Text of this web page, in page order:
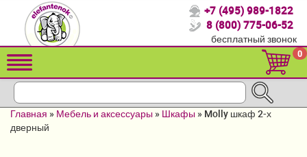
Спасибо, что выбрали нас!
Распродажа!
Детские коляски
Кроватки для новорожденных
+7 (495) 989-1822
8 (800) 775-06-52
бесплатный звонок
0
Главная » Мебель и аксессуары » Шкафы » Molly шкаф 2-х
дверный